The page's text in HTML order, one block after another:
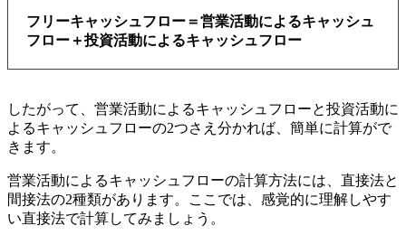
フリーキャッシュフロー＝営業活動によるキャッシュ
フロー＋投資活動によるキャッシュフロー
したがって、営業活動によるキャッシュフローと投資活動に
よるキャッシュフローの2つさえ分かれば、簡単に計算がで
きます。
営業活動によるキャッシュフローの計算方法には、直接法と
間接法の2種類があります。ここでは、感覚的に理解しやす
い直接法で計算してみましょう。